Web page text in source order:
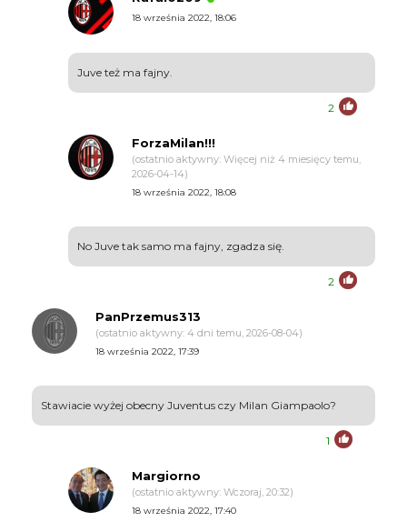
18 września 2022, 18:06
Juve też ma fajny.
2
ForzaMilan!!!
(ostatnio aktywny: Więcej niż 4 miesięcy temu,
2026-04-14)
18 września 2022, 18:08
No Juve tak samo ma fajny, zgadza się.
2
PanPrzemus313
(ostatnio aktywny: 4 dni temu, 2026-08-04)
18 września 2022, 17:39
Stawiacie wyżej obecny Juventus czy Milan Giampaolo?
1
Margiorno
(ostatnio aktywny: Wczoraj, 20:32)
18 września 2022, 17:40